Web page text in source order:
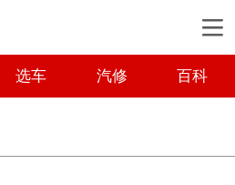
选车 汽修 百科